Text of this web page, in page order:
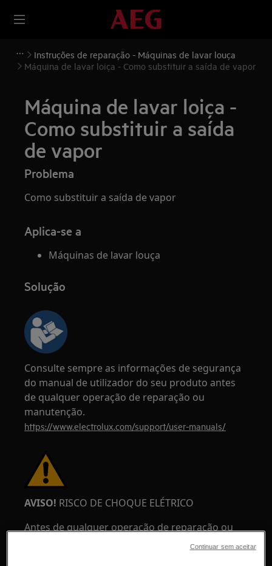
Instruções de reparação - Máquinas de lavar louça
Máquina de lavar loiça - Como substituir a saída de vapor
Máquina de lavar loiça -
Como substituir a saída
de vapor
Problema
Como substituir a saída de vapor
Aplica-se a
Máquinas de lavar louça
Solução
Consulte sempre as informações de segurança
do manual de utilizador do seu produto antes
de qualquer operação de reparação ou
manutenção.
https://www.electrolux.com/support/user-manuals/
AVISO! RISCO DE CHOQUE ELÉTRICO
Antes de qualquer operação de reparação ou
manutenção, desative o aparelho e desligue a
Continuar sem aceitar